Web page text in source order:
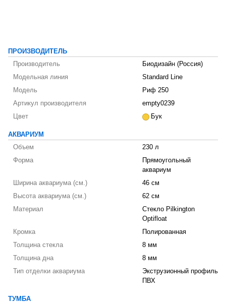
ПРОИЗВОДИТЕЛЬ
Производитель
Биодизайн (Россия)
Модельная линия
Standard Line
Модель
Риф 250
Артикул производителя
empty0239
Цвет
Бук
АКВАРИУМ
Объем
230 л
Форма
Прямоугольный
аквариум
Ширина аквариума (см.)
46 см
Высота аквариума (см.)
62 см
Материал
Стекло Pilkington
Optifloat
Кромка
Полированная
Толщина стекла
8 мм
Толщина дна
8 мм
Тип отделки аквариума
Экструзионный профиль
ПВХ
ТУМБА